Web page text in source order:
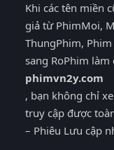
Khi các tên miền
giả từ PhimMoi,
ThungPhim, Phim
sang RoPhim
phimvn2y.com
, bạn không chỉ
truy cập được
– Phiêu Lưu cập